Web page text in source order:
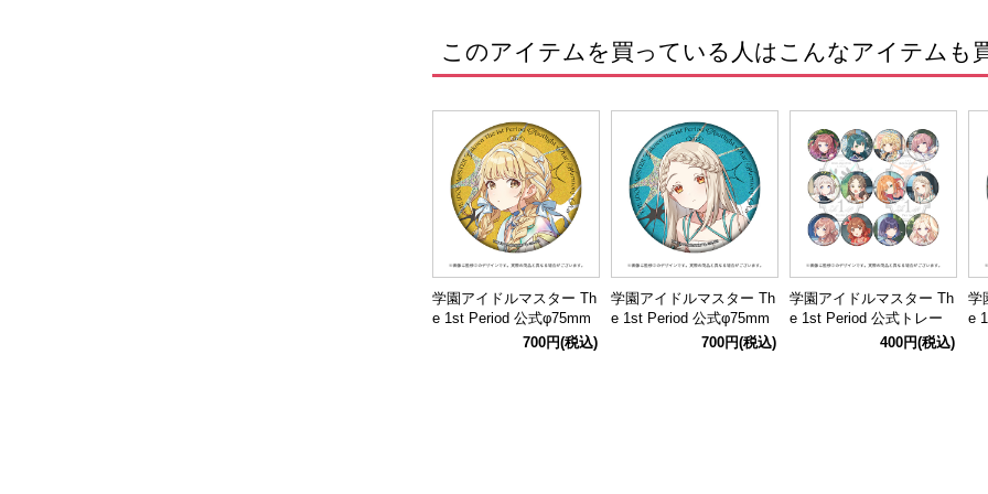
このアイテムを買っている人はこんなアイテムも
学園アイドルマスター Th
e 1st Period 公式φ75mm
グリッター缶バッジ【藤
700円(税込)
学園アイドルマスター Th
e 1st Period 公式φ75mm
グリッター缶バッジ【篠
700円(税込)
学園アイドルマスター Th
e 1st Period 公式トレー
ディング缶バッジ【全12
400円(税込)
学
e